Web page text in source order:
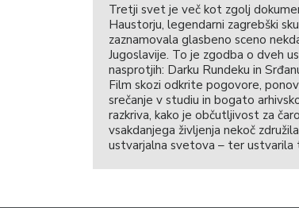
Tretji svet je več kot zgolj
Haustorju, legendarni zagrebški
zaznamovala glasbeno sceno
Jugoslavije. To je zgodba o dveh
nasprotjih: Darku Rundeku in
Film skozi odkrite pogovore,
srečanje v studiu in bogato
razkriva, kako je občutljivost za
vsakdanjega življenja nekoč
ustvarjalna svetova – ter ustvarila